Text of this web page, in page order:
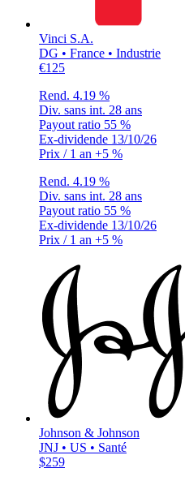
Vinci S.A.
DG • France • Industrie
€125
Rend. 4.19 %
Div. sans int. 28 ans
Payout ratio 55 %
Ex-dividende 13/10/26
Prix / 1 an +5 %
Rend. 4.19 %
Div. sans int. 28 ans
Payout ratio 55 %
Ex-dividende 13/10/26
Prix / 1 an +5 %
Johnson & Johnson
JNJ • US • Santé
$259